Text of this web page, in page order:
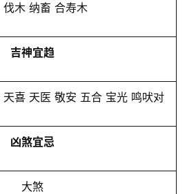
伐木 纳畜 合寿木
吉神宜趋
喜 天医 敬安 五合 宝光 鸣吠对
凶煞宜忌
大煞